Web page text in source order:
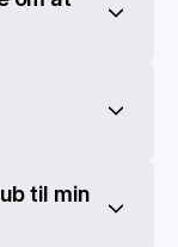
til min